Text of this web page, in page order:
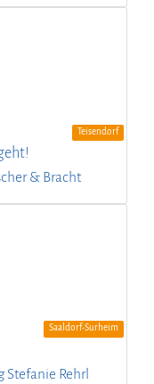
Teisendorf
& Bracht
Saaldorf-Surheim
Rehrl